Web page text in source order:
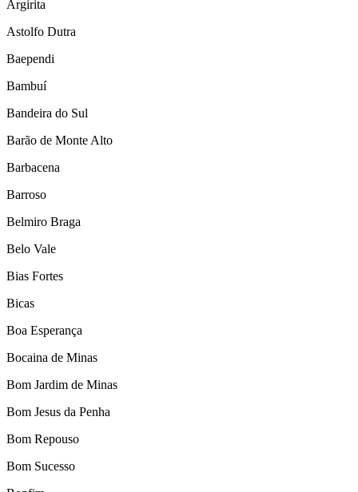
Argirita
Astolfo Dutra
Baependi
Bambuí
Bandeira do Sul
Barão de Monte Alto
Barbacena
Barroso
Belmiro Braga
Belo Vale
Bias Fortes
Bicas
Boa Esperança
Bocaina de Minas
Bom Jardim de Minas
Bom Jesus da Penha
Bom Repouso
Bom Sucesso